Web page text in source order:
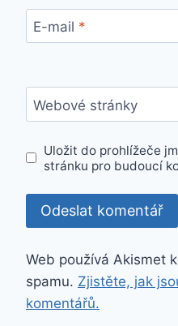
E-mail *
Webové stránky
Uložit do prohlížeče
stránku pro budoucí
Web používá Akismet
spamu. Zjistěte, jak
komentářů.